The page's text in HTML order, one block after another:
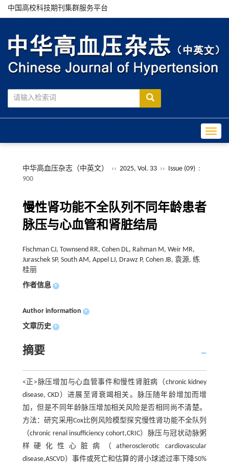
中国高校科技期刊集群服务平台
中华高血压杂志（中英文） ›› 2025, Vol. 33 ›› Issue (09) :
900
慢性肾功能不全队列不同年龄患者
脉压与心血管和肾脏结局
Fischman CJ, Townsend RR, Cohen DL, Rahman M, Weir MR,
Juraschek SP, South AM, Appel LJ, Drawz P, Cohen JB, 袁源, 练
桂丽
作者信息 +
Author information +
文章历史 +
摘要
<正>脉压增加与心血管事件和慢性肾脏病（chronic kidney
disease, CKD）进展至肾衰竭相关。脉压随年龄增加而增
加，但是不同年龄脉压增加相关风险是否相同尚不清楚。
方法：研究采用Cox比例风险模型探究慢性肾功能不全队列
（chronic renal insufficiency cohort,CRIC）脉压与冠状动脉粥
样硬化性心脏病（atherosclerotic cardiovascular
disease,ASCVD）事件或死亡和估算的肾小球滤过率下降50%